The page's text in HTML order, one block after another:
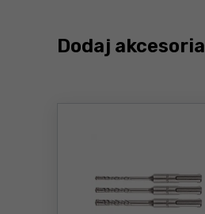
Dodaj akcesoria